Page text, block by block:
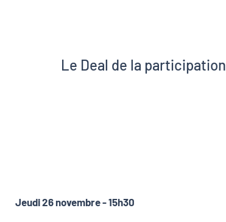
Le Deal de la participation
Jeudi 26 novembre - 15h30